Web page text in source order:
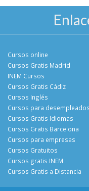
Cursos online
Cursos Gratis Madrid
INEM Cursos
Cursos Gratis Cádiz
Cursos Inglés
Cursos para desempleados
Cursos Gratis Idiomas
Cursos Gratis Barcelona
Cursos para empresas
Cursos Gratuitos
Cursos gratis INEM
Cursos Gratis a Distancia